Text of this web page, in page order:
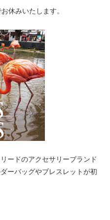
休みいたします。
ードのアクセサリーブランド
ーバッグやブレスレットが初